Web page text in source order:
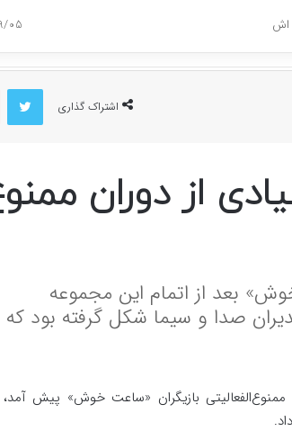
اش 05
اشتراک گذاری
از دوران
بعد از اتمام این مجموعه
صدا و سیما شکل گرفته بود که
بازیگران «ساعت خوش» پیش